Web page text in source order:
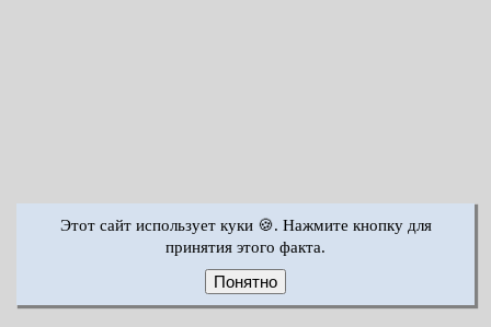
Этот сайт использует куки 🍪. Нажмите кнопку для
принятия этого факта.
Понятно